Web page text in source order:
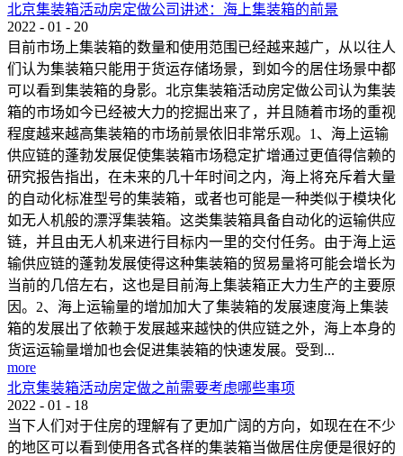
北京集装箱活动房定做公司讲述：海上集装箱的前景
2022 - 01 - 20
目前市场上集装箱的数量和使用范围已经越来越广，从以往人
们认为集装箱只能用于货运存储场景，到如今的居住场景中都
可以看到集装箱的身影。北京集装箱活动房定做公司认为集装
箱的市场如今已经被大力的挖掘出来了，并且随着市场的重视
程度越来越高集装箱的市场前景依旧非常乐观。1、海上运输
供应链的蓬勃发展促使集装箱市场稳定扩增通过更值得信赖的
研究报告指出，在未来的几十年时间之内，海上将充斥着大量
的自动化标准型号的集装箱，或者也可能是一种类似于模块化
如无人机般的漂浮集装箱。这类集装箱具备自动化的运输供应
链，并且由无人机来进行目标内一里的交付任务。由于海上运
输供应链的蓬勃发展使得这种集装箱的贸易量将可能会增长为
当前的几倍左右，这也是目前海上集装箱正大力生产的主要原
因。2、海上运输量的增加加大了集装箱的发展速度海上集装
箱的发展出了依赖于发展越来越快的供应链之外，海上本身的
货运运输量增加也会促进集装箱的快速发展。受到...
more
北京集装箱活动房定做之前需要考虑哪些事项
2022 - 01 - 18
当下人们对于住房的理解有了更加广阔的方向，如现在在不少
的地区可以看到使用各式各样的集装箱当做居住房便是很好的